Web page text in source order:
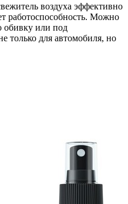
воздуха эффективно
работоспособность. Можно
обивку или под
только для автомобиля, но